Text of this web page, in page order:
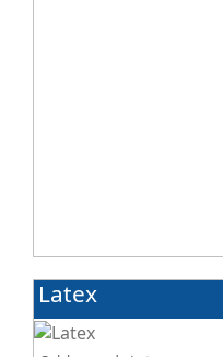
Latex